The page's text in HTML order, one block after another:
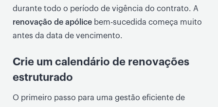
durante todo o período de vigência do contrato. A
renovação de apólice bem-sucedida começa muito
antes da data de vencimento.
Crie um calendário de renovações
estruturado
O primeiro passo para uma gestão eficiente de